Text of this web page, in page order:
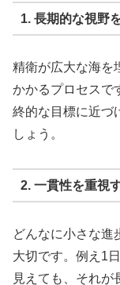
1. 長期的な視野
精衛が広大な海を
かかるプロセスで
終的な目標に近づ
しょう。
2. 一貫性を重視
どんなに小さな進
大切です。例え1
見えても、それが